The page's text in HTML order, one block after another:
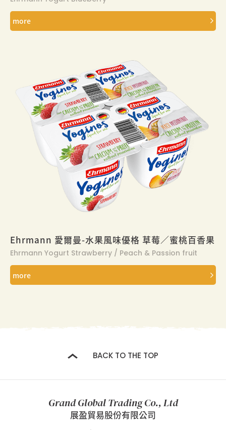
more
Ehrmann 愛爾曼-水果風味優格 草莓／蜜桃百香果
Ehrmann Yogurt Strawberry / Peach & Passion fruit
more
BACK TO THE TOP
Grand Global Trading Co., Ltd
展盈貿易股份有限公司